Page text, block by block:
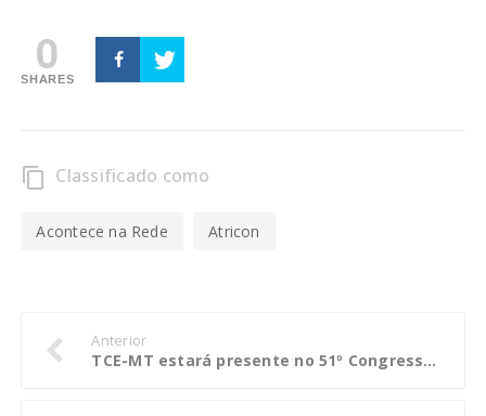
0
SHARES
content_copy Classificado como
Acontece na Rede Atricon
Anterior
TCE-MT estará presente no 51º Congresso Nacional da ABIPEM